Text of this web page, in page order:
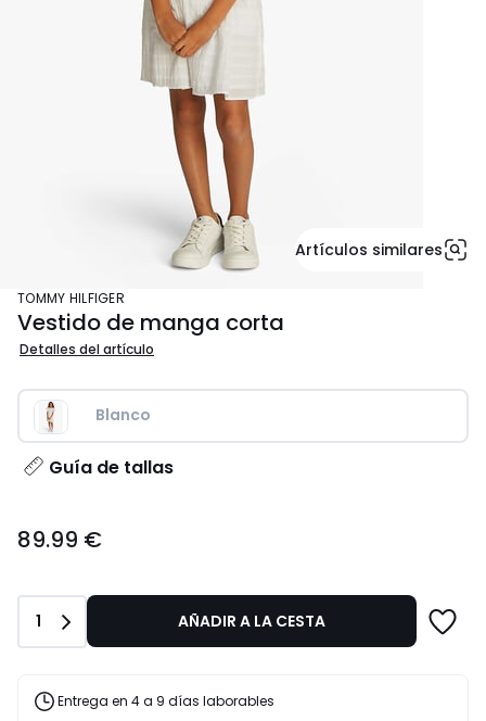
Artículos similares
TOMMY HILFIGER
Vestido de manga corta
Detalles del artículo
Blanco
Guía de tallas
€.
89.99 €
Cantidad
1 AÑADIR A LA CESTA
Entrega en 4 a 9 días laborables